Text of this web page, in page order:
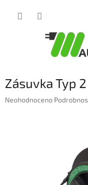
Zásuvka Typ
Průměrné
Neohodnoceno